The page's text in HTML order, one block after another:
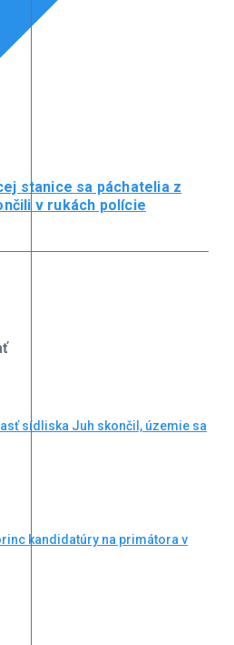
stanice sa páchatelia z
v rukách polície
sídliska Juh skončil, územie sa
kandidatúry na primátora v